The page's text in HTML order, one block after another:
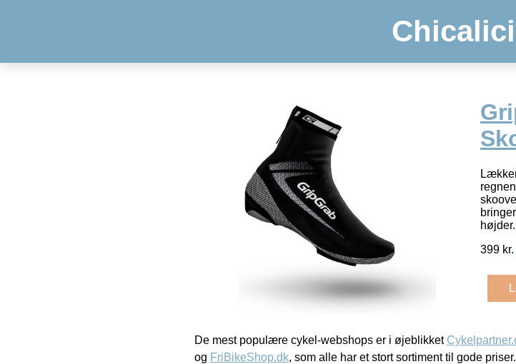
399 kr.
De mest populære cykel-webshops er i øjeblikket
og FriBikeShop.dk, som alle har et stort sortiment til gode priser.